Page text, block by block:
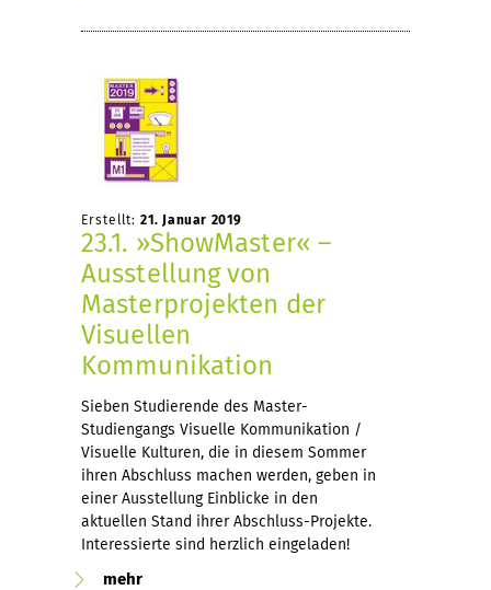
Erstellt: 21. Januar 2019
23.1. »ShowMaster« –
Ausstellung von
Masterprojekten der
Visuellen
Kommunikation
Sieben Studierende des Master-
Studiengangs Visuelle Kommunikation /
Visuelle Kulturen, die in diesem Sommer
ihren Abschluss machen werden, geben in
einer Ausstellung Einblicke in den
aktuellen Stand ihrer Abschluss-Projekte.
Interessierte sind herzlich eingeladen!
mehr